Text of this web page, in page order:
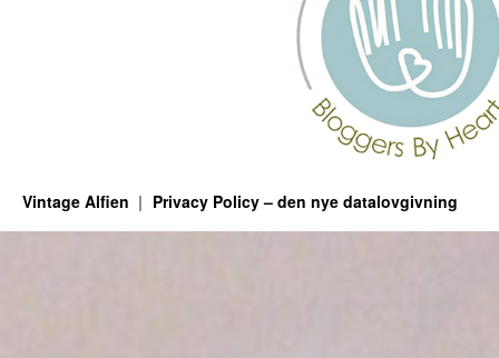
Vintage Alfien Privacy Policy – den nye datalovgivning